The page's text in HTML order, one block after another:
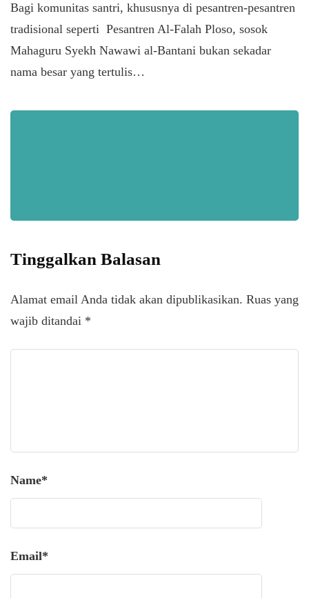
Bagi komunitas santri, khususnya di pesantren-pesantren
tradisional seperti Pesantren Al-Falah Ploso, sosok
Mahaguru Syekh Nawawi al-Bantani bukan sekadar
nama besar yang tertulis…
Tinggalkan Balasan
Alamat email Anda tidak akan dipublikasikan. Ruas yang
wajib ditandai *
Name*
Email*